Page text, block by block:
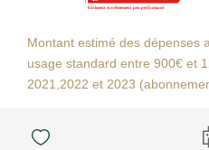
Montant estimé des dépenses
usage standard entre 900€ et
2021,2022 et 2023